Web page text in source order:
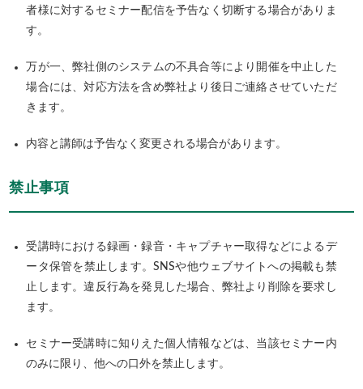
者様に対するセミナー配信を予告なく切断する場合がありま
す。
万が一、弊社側のシステムの不具合等により開催を中止した
場合には、対応方法を含め弊社より後日ご連絡させていただ
きます。
内容と講師は予告なく変更される場合があります。
禁止事項
受講時における録画・録音・キャプチャー取得などによるデ
ータ保管を禁止します。SNSや他ウェブサイトへの掲載も禁
止します。違反行為を発見した場合、弊社より削除を要求し
ます。
セミナー受講時に知りえた個人情報などは、当該セミナー内
のみに限り、他への口外を禁止します。